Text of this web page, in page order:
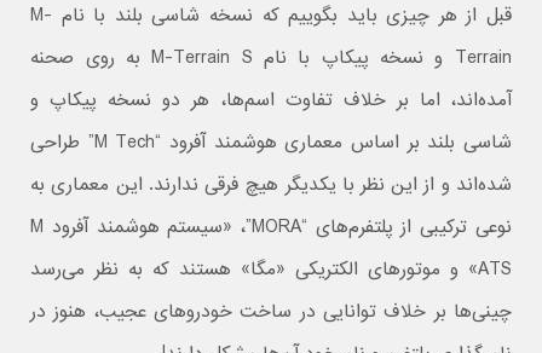
قبل از هر چیزی باید بگوییم که نسخه شاسی بلند با نام M-
Terrain و نسخه پیکاپ با نام M-Terrain S به روی صحنه
آمده‌اند، اما بر خلاف تفاوت اسم‌ها، هر دو نسخه‌ پیکاپ و
شاسی بلند بر اساس معماری هوشمند آفرود “M Tech” طراحی
شده‌اند و از این نظر با یکدیگر هیچ فرقی ندارند. این معماری به
نوعی ترکیبی از پلتفرم‌های “MORA”، «سیستم هوشمند آفرود M
ATS» و موتورهای الکتریکی «مگا» هستند که به نظر می‌رسد
چینی‌ها بر خلاف توانایی در ساخت خودروهای عجیب، هنوز در